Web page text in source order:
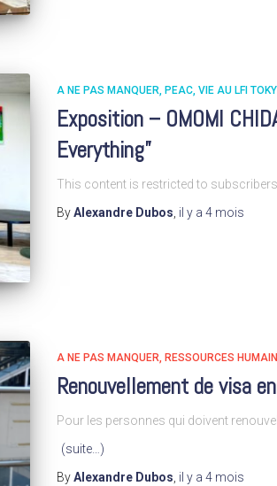
A NE PAS MANQUER PEAC VIE AU LFI
Exposition – OMOMI
Everything”
This content is restricted to subscribers
ByAlexandre Dubos il y a 4 mois
A NE PAS MANQUER RESSOURCES
Renouvellement de visa
Pour les personnes qui doivent
(suite…)
ByAlexandre Dubos, il y a 4 mois